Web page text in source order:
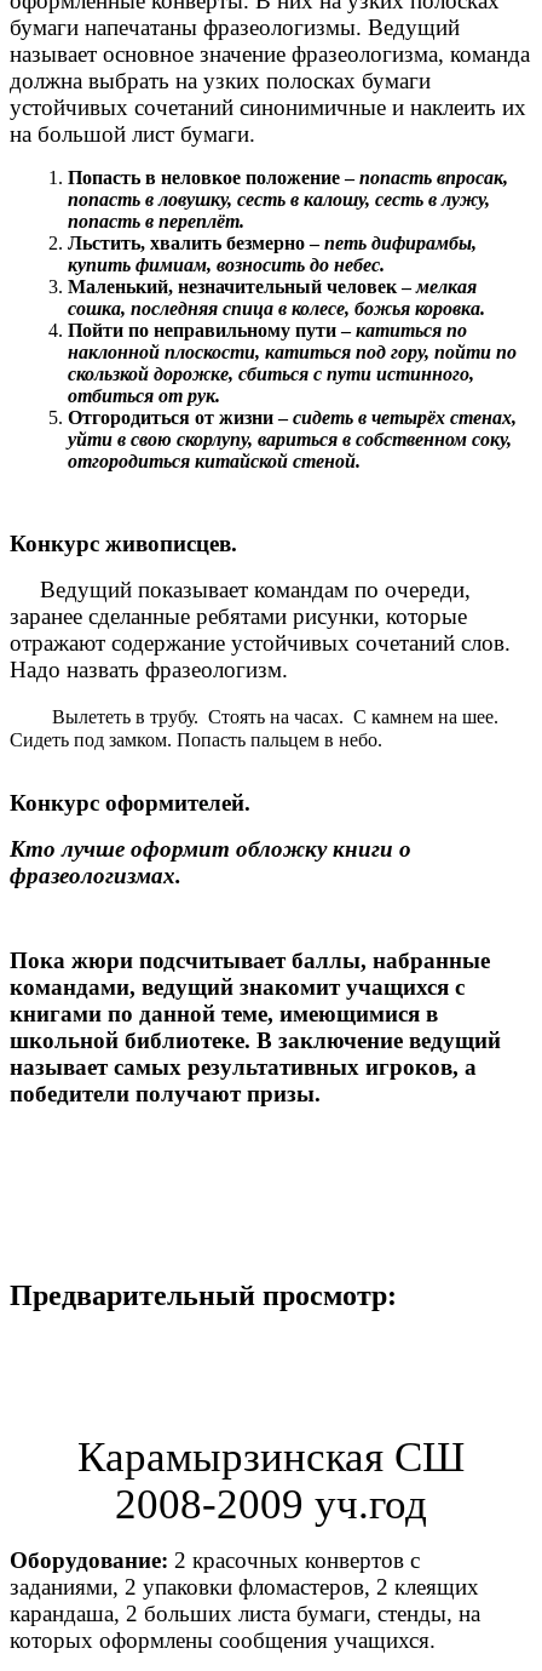
бумаги напечатаны фразеологизмы. Ведущий
называет основное значение фразеологизма, команда
должна выбрать на узких полосках бумаги
устойчивых сочетаний синонимичные и наклеить их
на большой лист бумаги.
Попасть в неловкое положение –попасть впросак,
попасть в ловушку, сесть в калошу, сесть в лужу,
попасть в переплёт.
Льстить, хвалить безмерно –петь дифирамбы,
купить фимиам, возносить до небес.
Маленький, незначительный человек –мелкая
сошка, последняя спица в колесе, божья коровка.
Пойти по неправильному пути –катиться по
наклонной плоскости, катиться под гору, пойти по
скользкой дорожке, сбиться с пути истинного,
отбиться от рук.
Отгородиться от жизни –сидеть в четырёх стенах,
уйти в свою скорлупу, вариться в собственном соку,
отгородиться китайской стеной.
Конкурс живописцев.
Ведущий показывает командам по очереди,
заранее сделанные ребятами рисунки, которые
отражают содержание устойчивых сочетаний слов.
Надо назвать фразеологизм.
Вылететь в трубу. Стоять на часах. С камнем на шее.
Сидеть под замком. Попасть пальцем в небо.
Конкурс оформителей.
Кто лучше оформит обложку книги о
фразеологизмах.
Пока жюри подсчитывает баллы, набранные
командами, ведущий знакомит учащихся с
книгами по данной теме, имеющимися в
школьной библиотеке. В заключение ведущий
называет самых результативных игроков, а
победители получают призы.
Предварительный просмотр:
Карамырзинская СШ
2008-2009 уч.год
Оборудование: 2 красочных конвертов с
заданиями, 2 упаковки фломастеров, 2 клеящих
карандаша, 2 больших листа бумаги, стенды, на
которых оформлены сообщения учащихся.